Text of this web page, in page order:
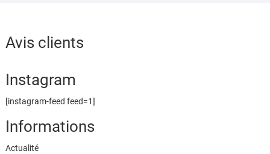
Avis clients
Instagram
[instagram-feed feed=1]
Informations
Actualité